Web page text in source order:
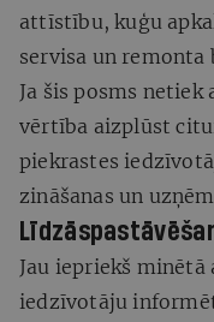
attīstību, kuģu
servisa un remonta
Ja šis posms
vērtība aizplūst
piekrastes
zināšanas un
Jau iepriekš
iedzīvotāju